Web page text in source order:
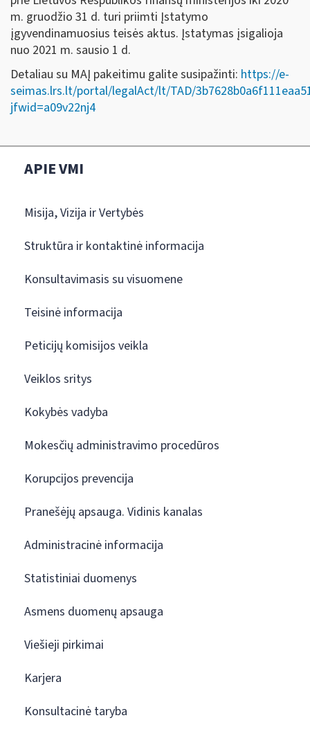
m. gruodžio 31 d. turi priimti Įstatymo
įgyvendinamuosius teisės aktus. Įstatymas įsigalioja
nuo 2021 m. sausio 1 d.
Detaliau su MAĮ pakeitimu galite susipažinti: https://e-
seimas.lrs.lt/portal/legalAct/lt/TAD/
jfwid=a09v22nj4
APIE VMI
Misija, Vizija ir Vertybės
Struktūra ir kontaktinė informacija
Konsultavimasis su visuomene
Teisinė informacija
Peticijų komisijos veikla
Veiklos sritys
Kokybės vadyba
Mokesčių administravimo procedūros
Korupcijos prevencija
Pranešėjų apsauga. Vidinis kanalas
Administracinė informacija
Statistiniai duomenys
Asmens duomenų apsauga
Viešieji pirkimai
Karjera
Konsultacinė taryba